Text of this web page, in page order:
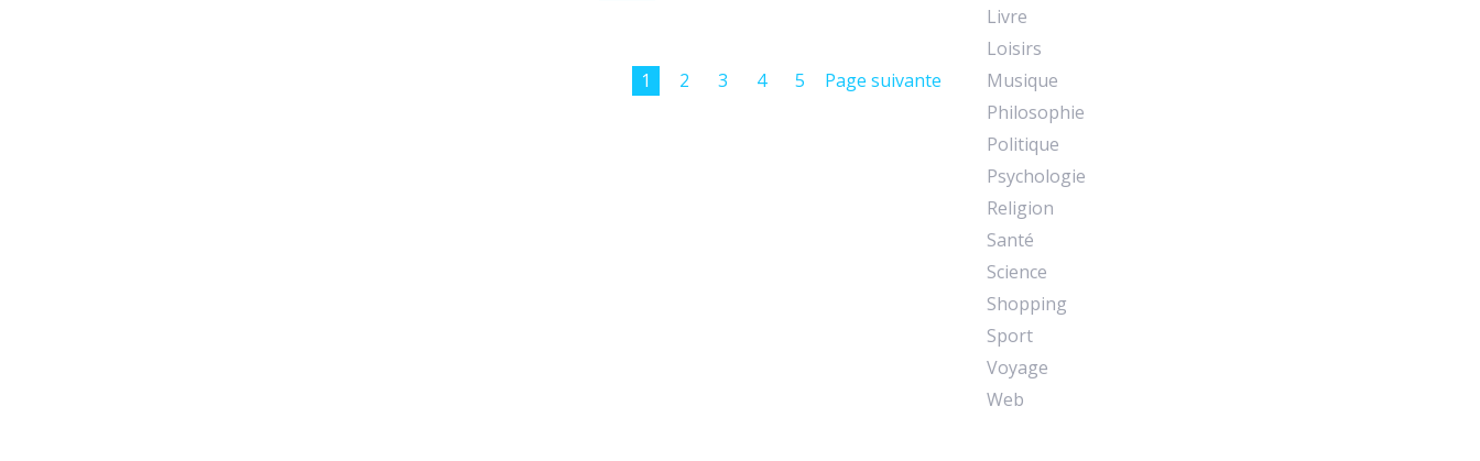
1 2 3 4 5 Page suivante
Livre
Loisirs
Musique
Philosophie
Politique
Psychologie
Religion
Santé
Science
Shopping
Sport
Voyage
Web